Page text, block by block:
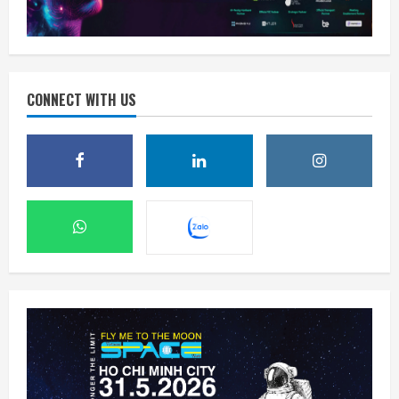
CONNECT WITH US